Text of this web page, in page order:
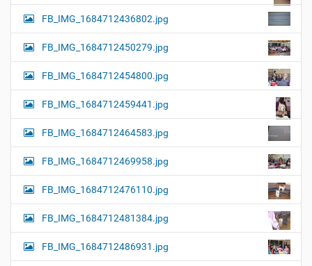
FB_IMG_1684712436802.jpg
FB_IMG_1684712450279.jpg
FB_IMG_1684712454800.jpg
FB_IMG_1684712459441.jpg
FB_IMG_1684712464583.jpg
FB_IMG_1684712469958.jpg
FB_IMG_1684712476110.jpg
FB_IMG_1684712481384.jpg
FB_IMG_1684712486931.jpg